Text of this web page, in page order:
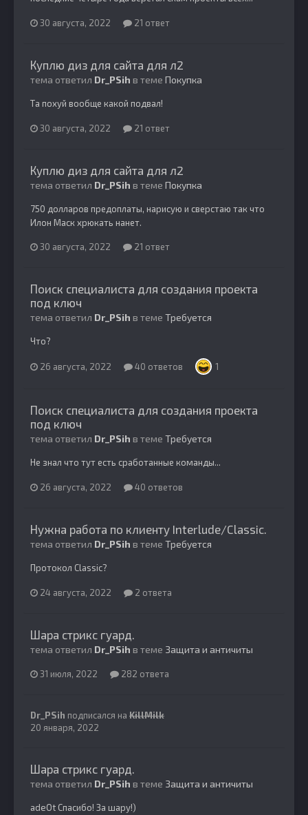
30 августа, 2022 21 ответ
Куплю диз для сайта для л2
тема ответил Dr_PSih в теме Покупка
Та похуй вообще какой подвал!
30 августа, 2022 21 ответ
Куплю диз для сайта для л2
тема ответил Dr_PSih в теме Покупка
750 долларов предоплаты, нарисую и сверстаю так что
Илон Маск хрюкать нанет.
30 августа, 2022 21 ответ
Поиск специалиста для создания проекта
под ключ
тема ответил Dr_PSih в теме Требуется
Что?
26 августа, 2022 40 ответов 1
Поиск специалиста для создания проекта
под ключ
тема ответил Dr_PSih в теме Требуется
Не знал что тут есть сработанные команды...
26 августа, 2022 40 ответов
Нужна работа по клиенту Interlude/Classic.
тема ответил Dr_PSih в теме Требуется
Протокол Classic?
24 августа, 2022 2 ответа
Шара стрикс гуард.
тема ответил Dr_PSih в теме Защита и античиты
31 июля, 2022 282 ответа
Dr_PSih подписался на KillMilk
20 января, 2022
Шара стрикс гуард.
тема ответил Dr_PSih в теме Защита и античиты
adeOt Спасибо! За шару!)